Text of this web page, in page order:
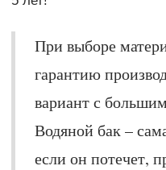
При выборе
гарантию
вариант с
Водяной бак –
если он потечет,